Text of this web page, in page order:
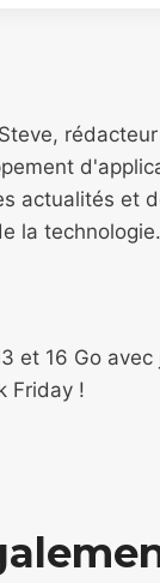
actualités et
la technologie.
et 16 Go avec
Friday !